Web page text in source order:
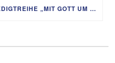
PREDIGTREIHE „MIT GOTT UM DIE WELT“ 02.08. – 06.09.